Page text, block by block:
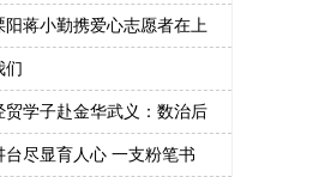
阳蒋小勤携爱心志愿者在上
们
贸学子赴金华武义：数治后
台尽显育人心 一支粉笔书